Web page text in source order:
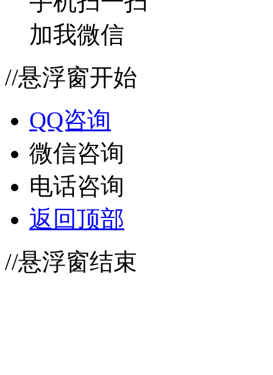
加我微信
//悬浮窗开始
QQ咨询
微信咨询
电话咨询
返回顶部
//悬浮窗结束